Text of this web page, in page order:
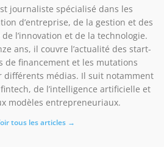
journaliste spécialisé dans les
d’entreprise, de la gestion et des
l’innovation et de la technologie.
ans, il couvre l’actualité des start-
de financement et les mutations
différents médias. Il suit notamment
de l’intelligence artificielle et
modèles entrepreneuriaux.
tous les articles →